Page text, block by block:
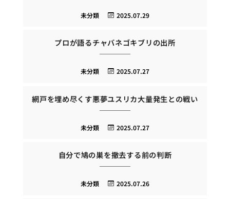
2025.07.29
未分類
プロが語るチャバネゴキブリの出所
2025.07.27
未分類
網戸を埋め尽くす悪夢ユスリカ大量発生との戦い
2025.07.27
未分類
自分で鳩の巣を撤去する前の判断
2025.07.26
未分類